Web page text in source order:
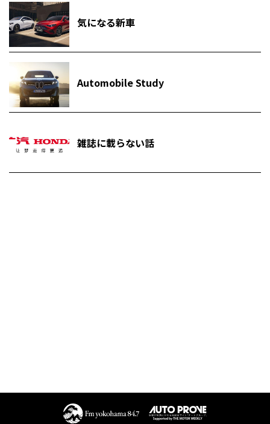
気になる新車
Automobile Study
雑誌に載らない話